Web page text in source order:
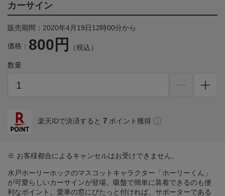
カーサイン
販売期間：2020年4月19日12時00分から
価格： 800円 （税込）
数量
楽天IDで決済すると 7 ポイント獲得
※ お客様都合によるキャンセルはお受けできません。
水戸ホーリーホックのマスコットキャラクター「ホーリーくん」
が可愛らしいカーサインが登場。吸盤で簡単に装着できるのも便
利なポイント。愛車の窓にぴたっと付ければ、サポーターである